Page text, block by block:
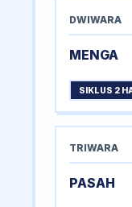
DWIWARA
MENGA
SIKLUS 2
TRIWARA
PASAH